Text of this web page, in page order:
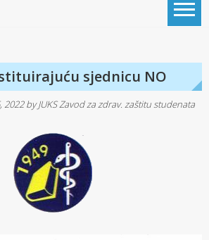
sjednicu NO
2022byJUKS Zavod za zdrav. zaštitu studenata